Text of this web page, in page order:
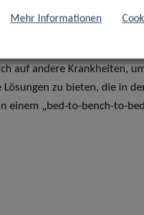
auf andere Krankheiten,
zu bieten, die in
einem „bed-to-bench-to-
Mehr Informationen